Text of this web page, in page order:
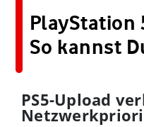
PlayStation
So kannst
PS5-Upload